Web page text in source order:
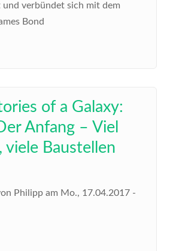
verbündet sich mit dem
Bond
of a Galaxy:
Anfang – Viel
viele Baustellen
Philipp am Mo., 17.04.2017 -